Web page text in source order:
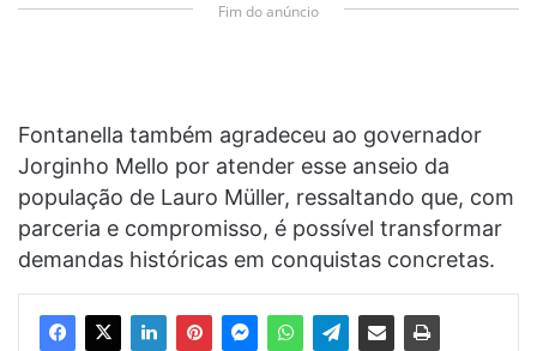
Fim do anúncio
Fontanella também agradeceu ao governador
Jorginho Mello por atender esse anseio da
população de Lauro Müller, ressaltando que, com
parceria e compromisso, é possível transformar
demandas históricas em conquistas concretas.